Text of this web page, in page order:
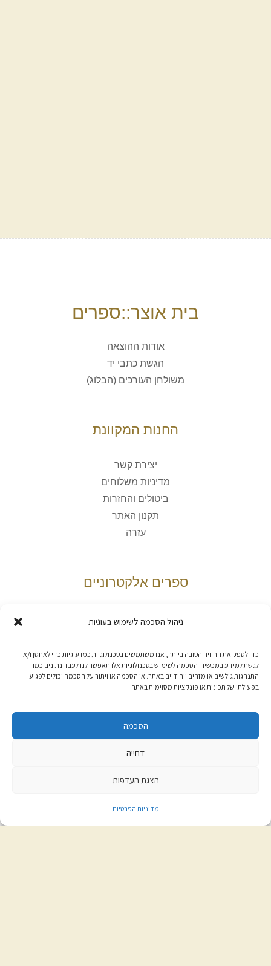
ניהול הסכמה לשימוש בעוגיות
כדי לספק את החוויה הטובה ביותר, אנו משתמשים בטכנולוגיות כמו עוגיות כדי לאחסן ו/או
לגשת למידע במכשיר. הסכמה לשימוש בטכנולוגיות אלו תאפשר לנו לעבד נתונים כמו
התנהגות גולשים או מזהים ייחודיים באתר. אי הסכמה או ויתור על הסכמה יכולים לפגוע
בפעולתן של תכונות או פונקציות מסוימות באתר.
הסכמה
דחייה
הצגת העדפות
מדיניות הפרטיות
בית אוצר::ספרים
אודות ההוצאה
הגשת כתבי יד
משולחן העורכים (הבלוג)
החנות המקוונת
יצירת קשר
מדיניות משלוחים
ביטולים והחזרות
תקנון האתר
עזרה
ספרים אלקטרוניים
היכן הספרים שרכשתי?
איך קוראים ספרי Kindle?
פתרון בעיות נפוצות
דיווח על בעיות והפרות
הרשמה לניוזלטר